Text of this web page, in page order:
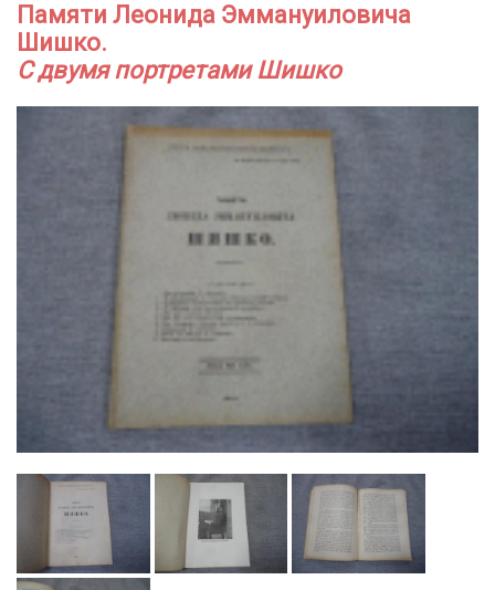
Памяти Леонида Эммануиловича
Шишко.
С двумя портретами Шишко